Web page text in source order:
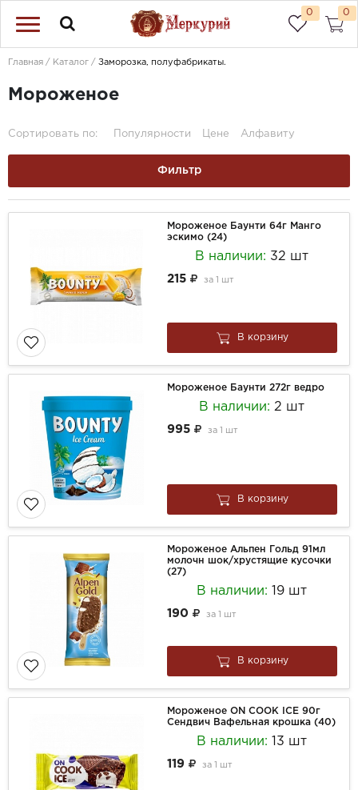
0 0
Главная Каталог Заморозка, полуфабрикаты.
Мороженое
Сортировать по: Популярности Цене Алфавиту
Фильтр
Мороженое Баунти 64г Манго
эскимо (24)
В наличии: 32 шт
215 за 1 шт
В корзину
Мороженое Баунти 272г ведро
В наличии:2 шт
995 за 1 шт
В корзину
Мороженое Альпен Гольд 91мл
молочн шок/хрустящие кусочки
(27)
В наличии: 19 шт
190 за 1 шт
В корзину
Мороженое ON COOK ICE 90г
Сендвич Вафельная крошка (40)
В наличии: 13 шт
119 за 1 шт